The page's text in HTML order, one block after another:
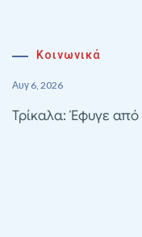
Κοινωνικά
Αυγ 6, 2026
Τρίκαλα: Έφυγε